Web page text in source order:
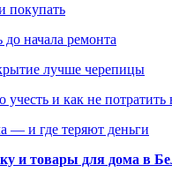
покупать
начала ремонта
лучше черепицы
учесть и как не
— и где теряют деньги
и товары для дома в